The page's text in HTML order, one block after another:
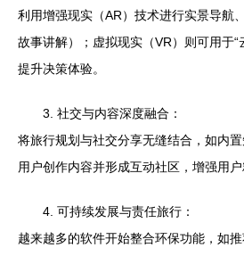
利用增强现实（AR）技术进行实景导航
故事讲解）；虚拟现实（VR）则可用于“
提升决策体验。
3. 社交与内容深度融合：
将旅行规划与社交分享无缝结合，如内
用户创作内容并形成互动社区，增强用户
4. 可持续发展与责任旅行：
越来越多的软件开始整合环保功能，如